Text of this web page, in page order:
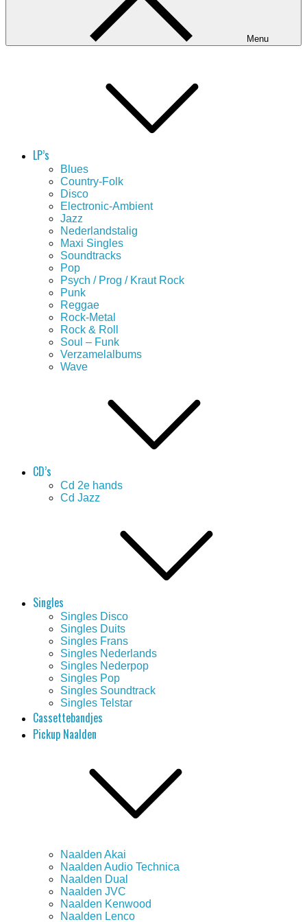
Menu
LP’s
Blues
Country-Folk
Disco
Electronic-Ambient
Jazz
Nederlandstalig
Maxi Singles
Soundtracks
Pop
Psych / Prog / Kraut Rock
Punk
Reggae
Rock-Metal
Rock & Roll
Soul – Funk
Verzamelalbums
Wave
CD’s
Cd 2e hands
Cd Jazz
Singles
Singles Disco
Singles Duits
Singles Frans
Singles Nederlands
Singles Nederpop
Singles Pop
Singles Soundtrack
Singles Telstar
Cassettebandjes
Pickup Naalden
Naalden Akai
Naalden Audio Technica
Naalden Dual
Naalden JVC
Naalden Kenwood
Naalden Lenco